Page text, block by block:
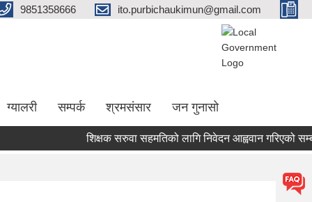
9851358666 ito.purbichaukimun@gmail.com
ग्यालरी सम्पर्क श्रमसंसार जन गुनासो
शिक्षक सरुवा सहमतिको लागि निवेदन आह्ववान गरिएको